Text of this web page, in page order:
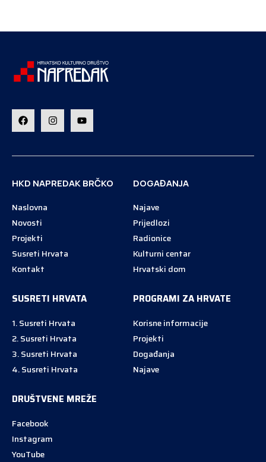
HKD NAPREDAK BRČKO
Naslovna
Novosti
Projekti
Susreti Hrvata
Kontakt
DOGAĐANJA
Najave
Prijedlozi
Radionice
Kulturni centar
Hrvatski dom
SUSRETI HRVATA
1. Susreti Hrvata
2. Susreti Hrvata
3. Susreti Hrvata
4. Susreti Hrvata
PROGRAMI ZA HRVATE
Korisne informacije
Projekti
Događanja
Najave
DRUŠTVENE MREŽE
Facebook
Instagram
YouTube